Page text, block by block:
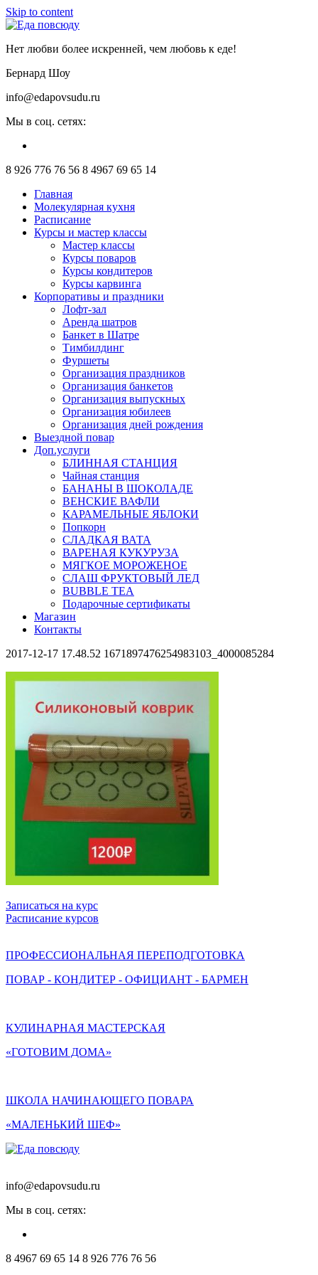
Skip to content
Нет любви более искренней, чем любовь к еде!
Бернард Шоу
info@edapovsudu.ru
Мы в соц. сетях:
8 926 776 76 56 8 4967 69 65 14
Главная
Молекулярная кухня
Расписание
Курсы и мастер классы
Мастер классы
Курсы поваров
Курсы кондитеров
Курсы карвинга
Корпоративы и праздники
Лофт-зал
Аренда шатров
Банкет в Шатре
Тимбилдинг
Фуршеты
Организация праздников
Организация банкетов
Организация выпускных
Организация юбилеев
Организация дней рождения
Выездной повар
Доп.услуги
БЛИННАЯ СТАНЦИЯ
Чайная станция
БАНАНЫ В ШОКОЛАДЕ
ВЕНСКИЕ ВАФЛИ
КАРАМЕЛЬНЫЕ ЯБЛОКИ
Попкорн
СЛАДКАЯ ВАТА
ВАРЕНАЯ КУКУРУЗА
МЯГКОЕ МОРОЖЕНОЕ
СЛАШ ФРУКТОВЫЙ ЛЕД
BUBBLE TEA
Подарочные сертификаты
Магазин
Контакты
2017-12-17 17.48.52 1671897476254983103_4000085284
Записаться на курс
Расписание курсов
ПРОФЕССИОНАЛЬНАЯ ПЕРЕПОДГОТОВКА
ПОВАР - КОНДИТЕР - ОФИЦИАНТ - БАРМЕН
КУЛИНАРНАЯ МАСТЕРСКАЯ
«ГОТОВИМ ДОМА»
ШКОЛА НАЧИНАЮЩЕГО ПОВАРА
«МАЛЕНЬКИЙ ШЕФ»
info@edapovsudu.ru
Мы в соц. сетях:
8 4967 69 65 14 8 926 776 76 56